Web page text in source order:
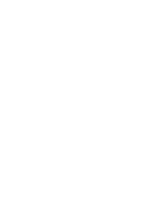
en tu tienda más